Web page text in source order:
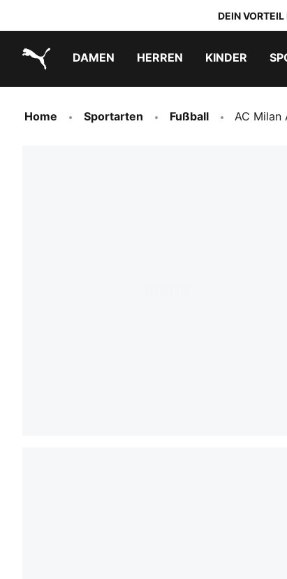
DEIN
DAMEN HERREN KINDER
Home Sportarten Fußball AC Milan